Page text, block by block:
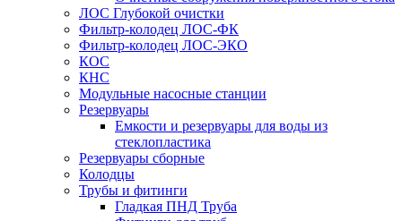
ЛОС Глубокой очистки
Фильтр-колодец ЛОС-ФК
Фильтр-колодец ЛОС-ЭКО
КОС
КНС
Модульные насосные станции
Резервуары
Емкости и резервуары для воды из
стеклопластика
Резервуары сборные
Колодцы
Трубы и фитинги
Гладкая ПНД Труба